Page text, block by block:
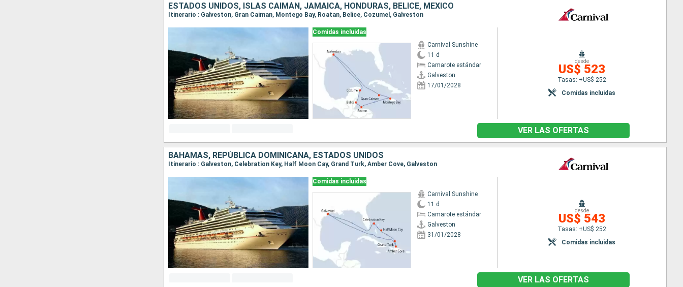
ESTADOS UNIDOS, ISLAS CAIMÁN, JAMAICA, HONDURAS, BELICE, MÉXICO
Itinerario : Galveston, Gran Caiman, Montego Bay, Roatan, Belice, Cozumel, Galveston
Comidas incluidas
Carnival Sunshine
11 d
Camarote estándar
Galveston
17/01/2028
desde
US$ 523
Tasas: +US$ 252
Comidas incluidas
VER LAS OFERTAS
BAHAMAS, REPÚBLICA DOMINICANA, ESTADOS UNIDOS
Itinerario : Galveston, Celebration Key, Half Moon Cay, Grand Turk, Amber Cove, Galveston
Comidas incluidas
Carnival Sunshine
11 d
Camarote estándar
Galveston
31/01/2028
desde
US$ 543
Tasas: +US$ 252
Comidas incluidas
VER LAS OFERTAS